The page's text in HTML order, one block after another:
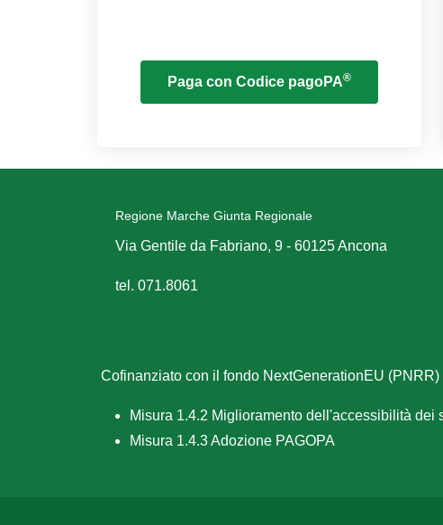
Paga con Codice pagoPA®
Regione Marche Giunta Regionale
Via Gentile da Fabriano, 9 - 60125 Ancona
tel. 071.8061
Cofinanziato con il fondo NextGenerationEU (PNRR)
Misura 1.4.2 Miglioramento dell'accessibilità dei
Misura 1.4.3 Adozione PAGOPA